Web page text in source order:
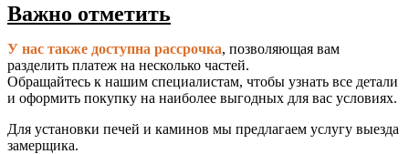
Важно отметить
У нас также доступна рассрочка, позволяющая вам
разделить платеж на несколько частей.
Обращайтесь к нашим специалистам, чтобы узнать все детали
и оформить покупку на наиболее выгодных для вас условиях.
Для установки печей и каминов мы предлагаем услугу выезда
замерщика.